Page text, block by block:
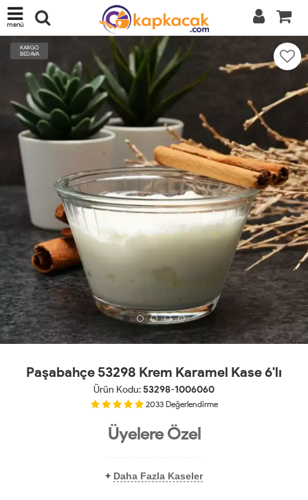
menü
KARGO
BEDAVA
Paşabahçe 53298 Krem Karamel Kase 6'lı
Ürün Kodu:53298-1006060
2033 Değerlendirme
Üyelere Özel
+ Daha Fazla Kaseler